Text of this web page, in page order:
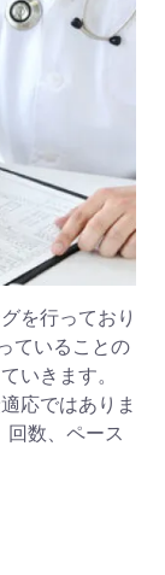
を行っており
ていることの
いきます。
応ではありま
数、ペース